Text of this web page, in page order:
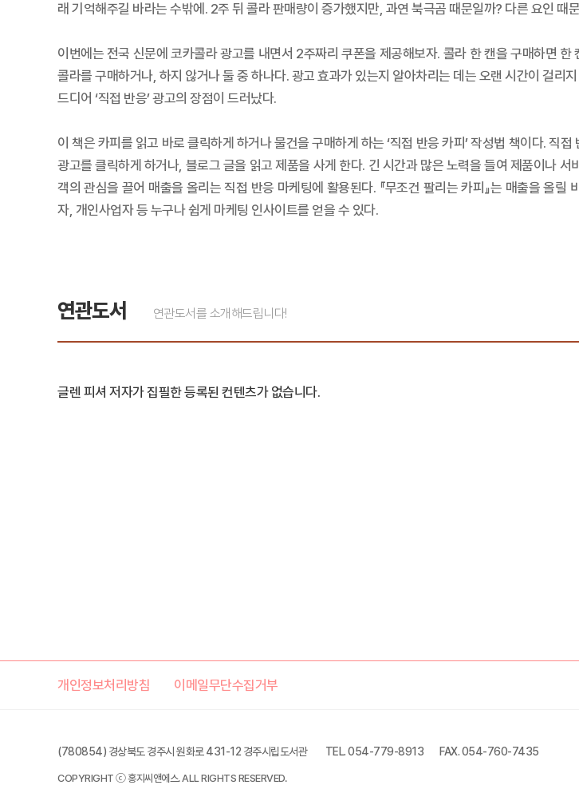
래 기억해주길 바라는 수밖에. 2주 뒤 콜라 판매량이 증가했지만, 과연 북극곰 때문일까? 다른 요인 때
이번에는 전국 신문에 코카콜라 광고를 내면서 2주짜리 쿠폰을 제공해보자. 콜라 한 캔을 구매하면
콜라를 구매하거나, 하지 않거나 둘 중 하나다. 광고 효과가 있는지 알아차리는 데는 오랜 시간이 걸리지
드디어 ‘직접 반응’ 광고의 장점이 드러났다.
이 책은 카피를 읽고 바로 클릭하게 하거나 물건을 구매하게 하는 ‘직접 반응 카피’ 작성법 책이다. 직
광고를 클릭하게 하거나, 블로그 글을 읽고 제품을 사게 한다. 긴 시간과 많은 노력을 들여 제품이나
객의 관심을 끌어 매출을 올리는 직접 반응 마케팅에 활용된다. 『무조건 팔리는 카피』는 매출을 올
자, 개인사업자 등 누구나 쉽게 마케팅 인사이트를 얻을 수 있다.
연관도서 연관도서를 소개해드립니다!
글렌 피셔 저자가 집필한 등록된 컨텐츠가 없습니다.
개인정보처리방침 이메일무단수집거부
(780854) 경상북도 경주시 원화로 431-12 경주시립도서관 TEL. 054-779-8913 FAX. 054-760-7435
COPYRIGHT ⓒ 홍지씨앤에스. ALL RIGHTS RESERVED.